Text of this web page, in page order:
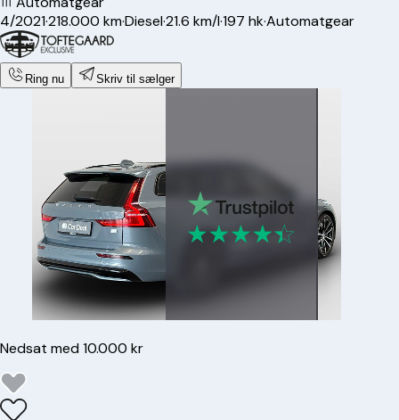
4/2021·218.000 km·Diesel·21.6 km/l·197 hk·Automatgear
Ring nu Skriv til sælger
Nedsat med 10.000 kr